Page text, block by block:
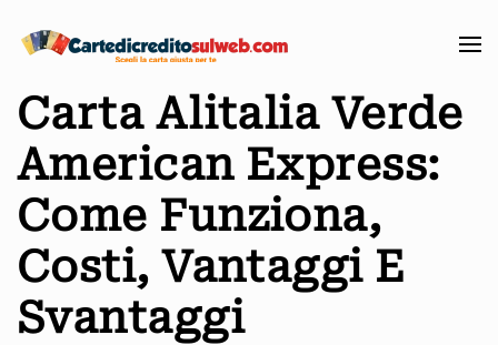
Passa
contenuto
Carta Alitalia Verde
American Express:
Come Funziona,
Costi, Vantaggi E
Svantaggi